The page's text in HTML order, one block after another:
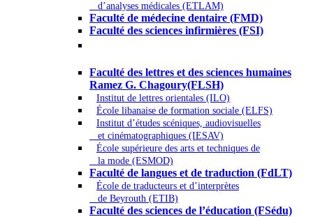
d’analyses médicales (ETLAM)
Faculté de médecine dentaire (FMD)
Faculté des sciences infirmières (FSI)
Faculté des lettres et des sciences humaines
Ramez G. Chagoury(FLSH)
Institut de lettres orientales (ILO)
École libanaise de formation sociale (ELFS)
Institut d’études scéniques, audiovisuelles
et cinématographiques (IESAV)
École supérieure des arts et techniques de
la mode (ESMOD)
Faculté de langues et de traduction (FdLT)
École de traducteurs et d’interprètes
de Beyrouth (ETIB)
Faculté des sciences de l’éducation (FSédu)